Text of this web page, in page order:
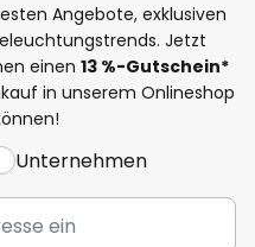
Angebote, exklusiven
Jetzt
einen 13 %-Gutschein*
in unserem Onlineshop
Unternehmen